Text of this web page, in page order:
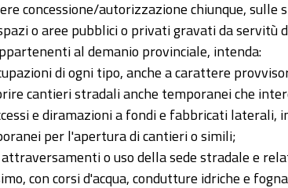
concessione/autorizzazione chiunque,
o aree pubblici o privati gravati da
al demanio provinciale, intenda:
di ogni tipo, anche a carattere
cantieri stradali anche temporanei che
e diramazioni a fondi e fabbricati laterali,
per l'apertura di cantieri o simili;
o uso della sede stradale e
con corsi d'acqua, condutture idriche e